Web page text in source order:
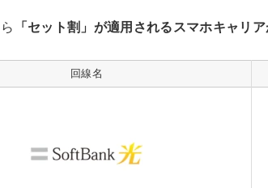
「セット割」が適用されるスマホキャリ
回線名